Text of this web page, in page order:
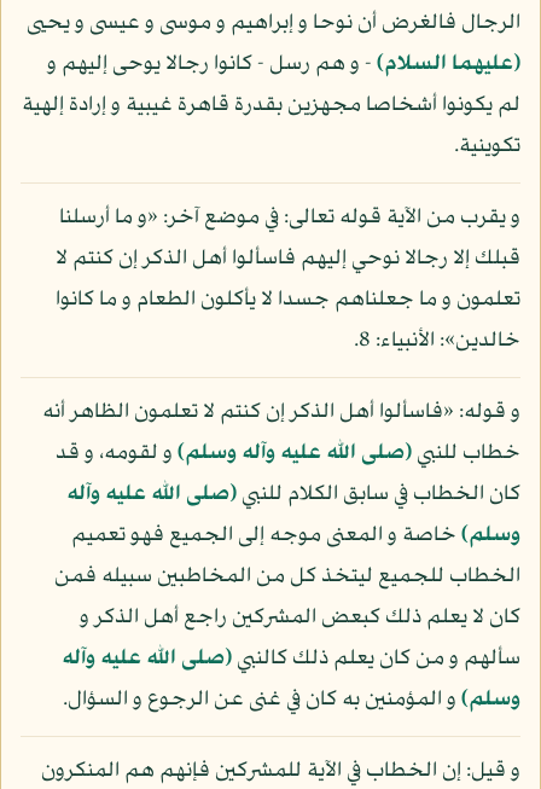
الرجال فالغرض أن نوحا و إبراهيم و موسى و عيسى و يحيى
(عليهما السلام)- و هم رسل - كانوا رجالا يوحى إليهم و
لم يكونوا أشخاصا مجهزين بقدرة قاهرة غيبية و إرادة إلهية
تكوينية.
و يقرب من الآية قوله تعالى: في موضع آخر: «و ما أرسلنا
قبلك إلا رجالا نوحي إليهم فاسألوا أهل الذكر إن كنتم لا
تعلمون و ما جعلناهم جسدا لا يأكلون الطعام و ما كانوا
خالدين»: الأنبياء: 8.
و قوله: «فاسألوا أهل الذكر إن كنتم لا تعلمون الظاهر أنه
خطاب للنبي(صلى الله عليه وآله وسلم)و لقومه، و قد
كان الخطاب في سابق الكلام للنبي(صلى الله عليه وآله
وسلم)خاصة و المعنى موجه إلى الجميع فهو تعميم
الخطاب للجميع ليتخذ كل من المخاطبين سبيله فمن
كان لا يعلم ذلك كبعض المشركين راجع أهل الذكر و
سألهم و من كان يعلم ذلك كالنبي(صلى الله عليه وآله
وسلم)و المؤمنين به كان في غنى عن الرجوع و السؤال.
و قيل: إن الخطاب في الآية للمشركين فإنهم هم المنكرون